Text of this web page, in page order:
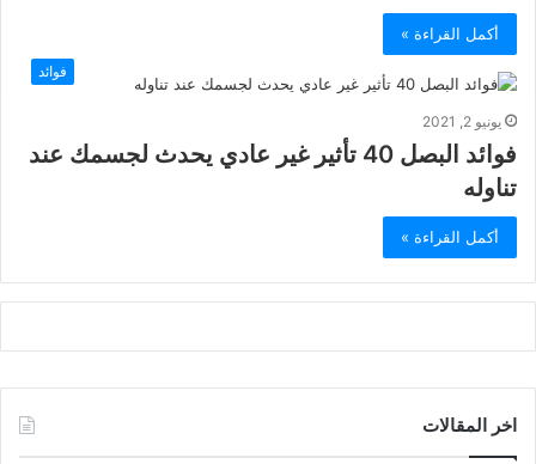
أكمل القراءة »
فوائد
يونيو 2, 2021
فوائد البصل 40 تأثير غير عادي يحدث لجسمك عند
تناوله
أكمل القراءة »
اخر المقالات